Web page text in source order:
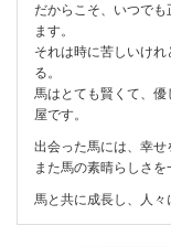
だからこそ、いつで
ます。
それは時に苦しいけ
る。
馬はとても賢くて、
屋です。
出会った馬には、幸せ
また馬の素晴らしさを
馬と共に成長し、人々